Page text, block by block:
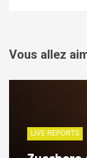
Vous allez
LIVE REPORTS